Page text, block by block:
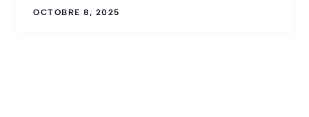
OCTOBRE 8, 2025